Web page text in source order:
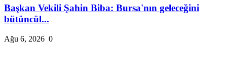
Başkan Vekili Şahin Biba: Bursa'nın geleceğini
bütüncül...
Ağu 6, 2026 0